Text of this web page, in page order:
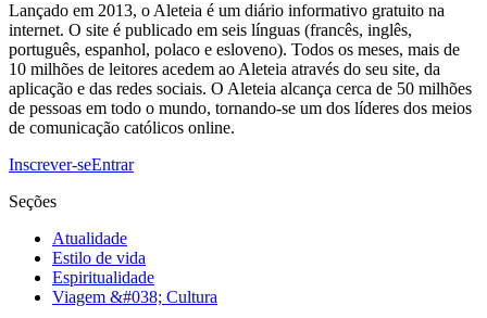
Lançado em 2013, o Aleteia é um diário informativo gratuito na
internet. O site é publicado em seis línguas (francês, inglês,
português, espanhol, polaco e esloveno). Todos os meses, mais de
10 milhões de leitores acedem ao Aleteia através do seu site, da
aplicação e das redes sociais. O Aleteia alcança cerca de 50 milhões
de pessoas em todo o mundo, tornando-se um dos líderes dos meios
de comunicação católicos online.
Inscrever-seEntrar
Seções
Atualidade
Estilo de vida
Espiritualidade
Viagem &#038; Cultura